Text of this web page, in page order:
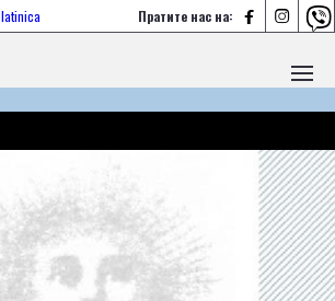
Пратите нас на:   
latinica